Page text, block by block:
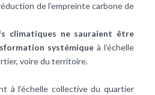
de l’empreinte carbone de
climatiques ne sauraient être
systémique à l’échelle
voire du territoire.
à l’échelle collective du quartier